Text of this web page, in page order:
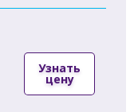
Узнать
цену